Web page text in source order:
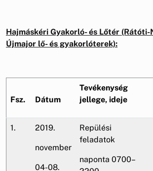
Hajmáskéri Gyakorló- és Lőtér (Rátóti-
Újmajor lő- és gyakorlóterek):
Fsz. Dátum
Tevékenység
jellege, ideje
1. 2019.
november
04-08.
Repülési
feladatok
naponta 0700–